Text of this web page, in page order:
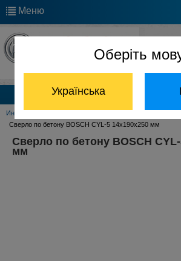
Оберіть
Українська
Меню
Каталог продукции
Инструмент Bosch
Сверло по бетону BOSCH CYL-5 14x190x250 мм
Сверло по бетону BOSCH
мм